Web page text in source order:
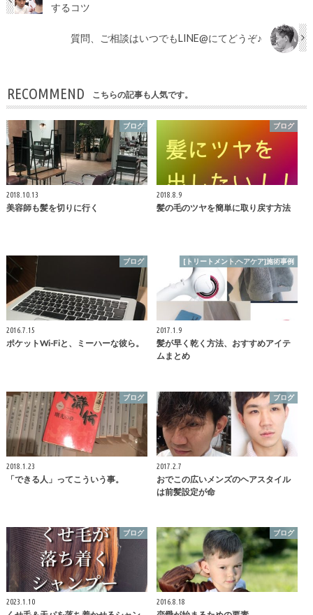
するコツ
質問、ご相談はいつでもLINE@にてどうぞ♪
RECOMMEND こちらの記事も人気です。
ブログ
2018.10.13
美容師も髪を切りに行く
ブログ
2018.8.9
髪の毛のツヤを簡単に取り戻す方法
ブログ
2016.7.15
ポケットWi-Fiと、ミーハーな彼ら。
[トリートメント,ヘアケア]施術事例
2017.1.9
髪が早く乾く方法、おすすめアイテ
ムまとめ
ブログ
2018.1.23
「できる人」ってこういう事。
ブログ
2017.2.7
おでこの広いメンズのヘアスタイル
は前髪設定が命
ブログ
2023.1.10
ブログ
2016.8.18